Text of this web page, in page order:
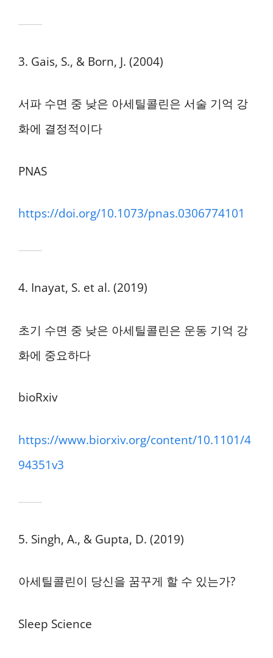
3. Gais, S., & Born, J. (2004)
서파 수면 중 낮은 아세틸콜린은 서술 기억 강
화에 결정적이다
PNAS
https://doi.org/10.1073/pnas.0306774101
4. Inayat, S. et al. (2019)
초기 수면 중 낮은 아세틸콜린은 운동 기억 강
화에 중요하다
bioRxiv
https://www.biorxiv.org/content/10.1101/4
94351v3
5. Singh, A., & Gupta, D. (2019)
아세틸콜린이 당신을 꿈꾸게 할 수 있는가?
Sleep Science